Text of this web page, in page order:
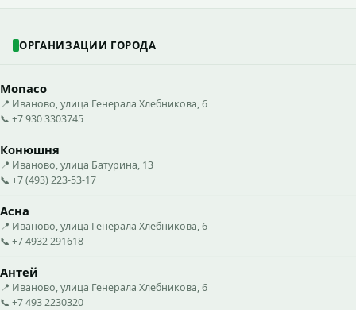
ОРГАНИЗАЦИИ ГОРОДА
Monaco
📍 Иваново, улица Генерала Хлебникова, 6
📞 +7 930 3303745
Конюшня
📍 Иваново, улица Батурина, 13
📞 +7 (493) 223-53-17
Асна
📍 Иваново, улица Генерала Хлебникова, 6
📞 +7 4932 291618
Антей
📍 Иваново, улица Генерала Хлебникова, 6
📞 +7 493 2230320